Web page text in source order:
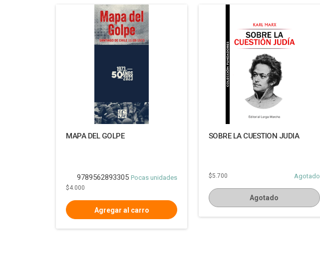
MAPA DEL GOLPE
9789562893305 Pocas unidades
$4.000
SOBRE LA CUESTION JUDIA
Agotado
$5.700
Agotado